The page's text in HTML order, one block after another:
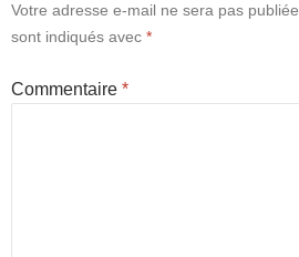
Votre adresse e-mail ne sera pas publiée.
sont indiqués avec *
Commentaire *